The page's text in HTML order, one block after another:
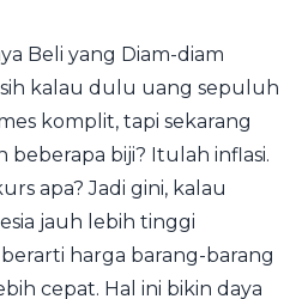
Beli yang Diam-diam
kalau dulu uang sepuluh
komplit, tapi sekarang
biji? Itulah inflasi.
apa? Jadi gini, kalau
jauh lebih tinggi
harga barang-barang
cepat. Hal ini bikin daya